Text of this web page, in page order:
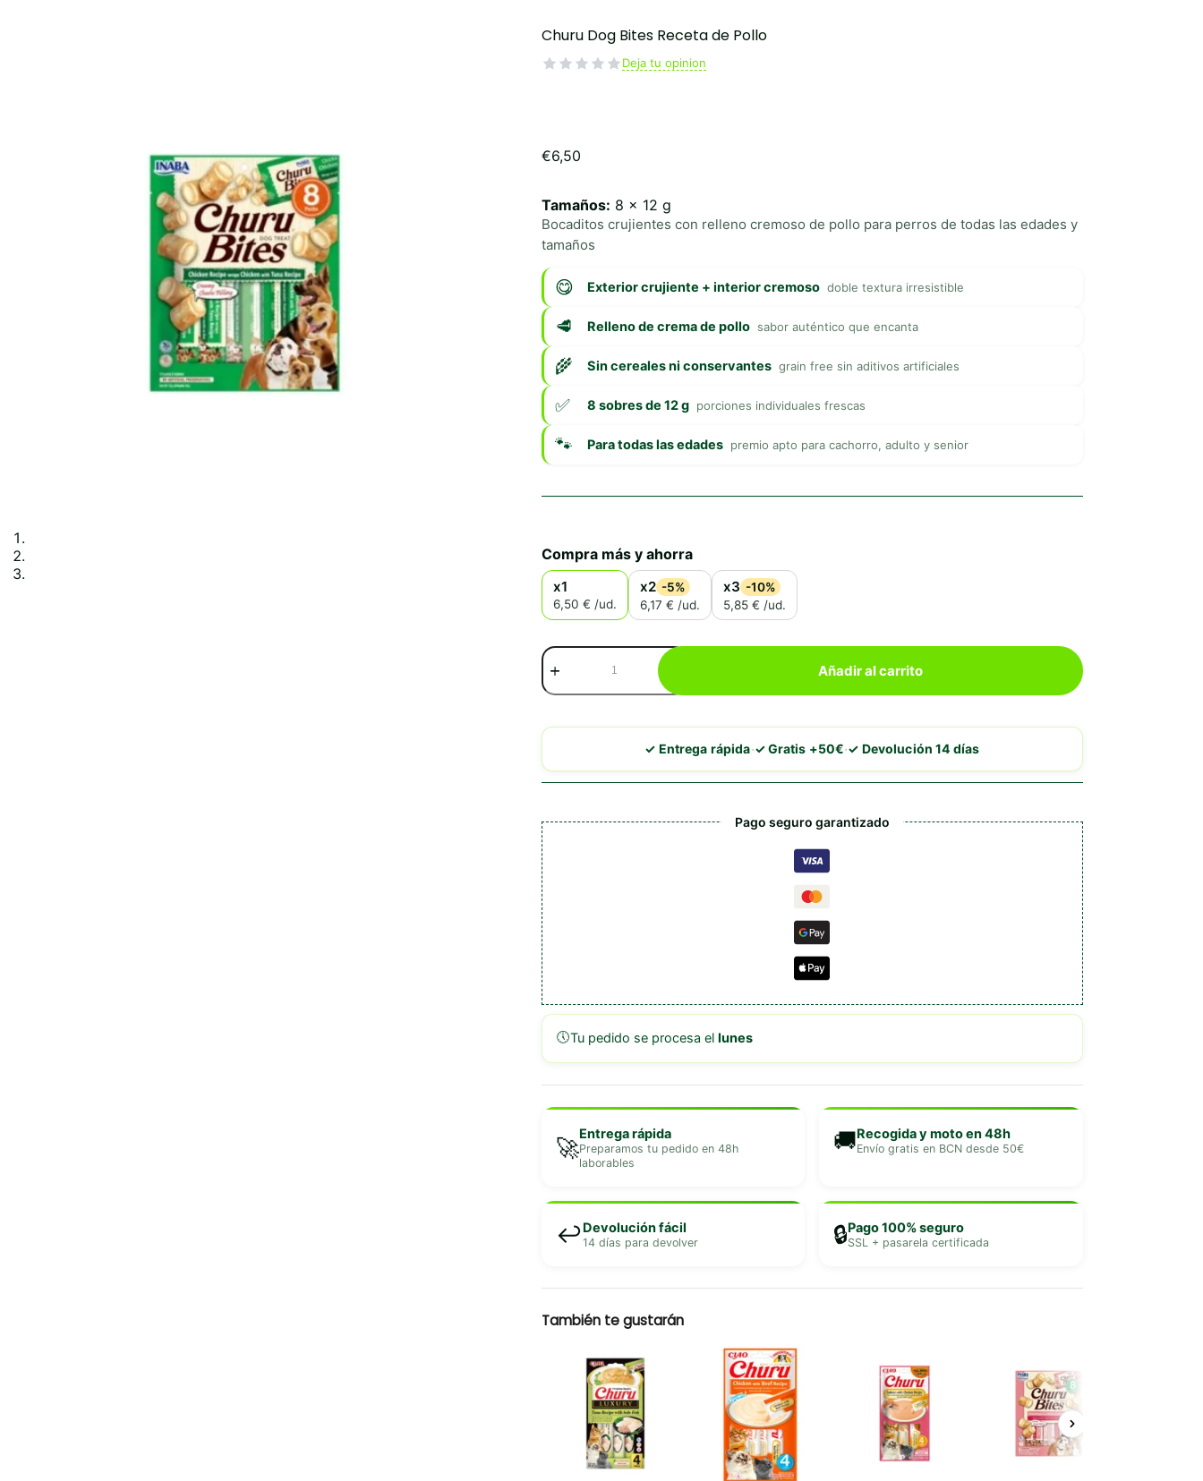
Churu Dog Bites Receta de Pollo
Deja tu opinion
€6,50
Tamaños: 8 x 12 g
Bocaditos crujientes con relleno cremoso de pollo para perros de todas las edades y
tamaños
Exterior crujiente + interior cremoso doble textura irresistible
Relleno de crema de pollo sabor auténtico que encanta
Sin cereales ni conservantes grain free sin aditivos artificiales
8 sobres de 12 g porciones individuales frescas
Para todas las edades premio apto para cachorro, adulto y senior
Compra más y ahorra
x1
6,50 € /ud.
x2 -5%
6,17 € /ud.
x3 -10%
5,85 € /ud.
Churu
Dog
Bites
Pollo
Añadir al carrito
✓ Entrega rápida·✓ Gratis +50€·✓ Devolución 14 días
Pago seguro garantizado
🕔Tu pedido se procesa el lunes
🚀Entrega rápida
Preparamos tu pedido en 48h
laborables
🚚Recogida y moto en 48h
Envío gratis en BCN desde 50€
↩️Devolución fácil
14 días para devolver 🔒Pago 100% seguro
SSL + pasarela certificada
También te gustarán